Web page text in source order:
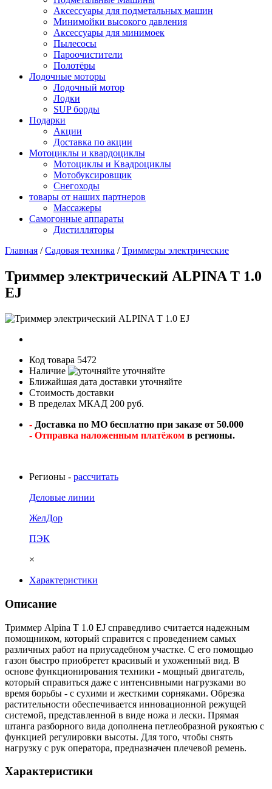
Аксессуары для подметальных машин
Минимойки высокого давления
Аксессуары для минимоек
Пылесосы
Пароочистители
Полотёры
Лодочные моторы
Лодочный мотор
Лодки
SUP борды
Подарки
Акции
Доставка по акции
Мотоциклы и квардоциклы
Мотоциклы и Квадроциклы
Мотобуксировщик
Снегоходы
товары от наших партнеров
Массажеры
Самогонные аппараты
Дистилляторы
Главная /Садовая техника /Триммеры электрические
Триммер электрический ALPINA T 1.0
EJ
Код товара 5472
Наличие
уточняйте
Ближайшая дата доставки уточняйте
Стоимость доставки
В пределах МКАД 200 руб.
- Доставка по МО бесплатно при заказе от 50.000
- Отправка наложенным платёжом в регионы.
Регионы - рассчитать
Деловые линии
ЖелДор
ПЭК
×
Характеристики
Описание
Триммер Alpina T 1.0 EJ справедливо считается надежным
помощником, который справится с проведением самых
различных работ на приусадебном участке. С его помощью
газон быстро приобретет красивый и ухоженный вид. В
основе функционирования техники - мощный двигатель,
который справиться даже с интенсивными нагрузками во
время борьбы - с сухими и жесткими сорняками. Обрезка
растительности обеспечивается инновационной режущей
системой, представленной в виде ножа и лески. Прямая
штанга разборного вида дополнена петлеобразной рукоятью с
функцией регулировки высоты. Для того, чтобы снять
нагрузку с рук оператора, предназначен плечевой ремень.
Характеристики